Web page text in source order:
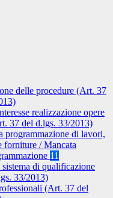
delle procedure (Art. 37
realizzazione opere
37 del d.lgs. 33/2013)
programmazione di lavori,
forniture / Mancata
11
di qualificazione
33/2013)
(Art. 37 del